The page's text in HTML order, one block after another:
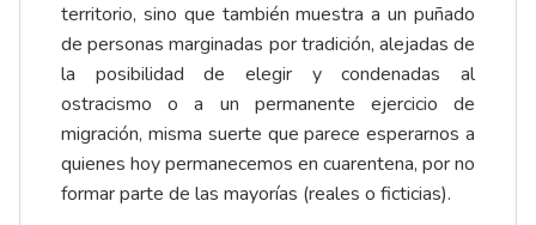
territorio, sino que también muestra a un puñado
de personas marginadas por tradición, alejadas de
la posibilidad de elegir y condenadas al
ostracismo o a un permanente ejercicio de
migración, misma suerte que parece esperarnos a
quienes hoy permanecemos en cuarentena, por no
formar parte de las mayorías (reales o ficticias).